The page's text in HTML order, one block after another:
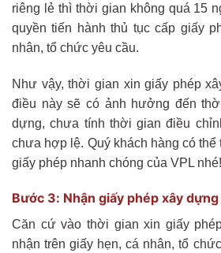
riêng lẻ thì thời gian không quá 15
quyền tiến hành thủ tục cấp giấy
nhân, tổ chức yêu cầu.
Như vậy, thời gian xin giấy phép
điều này sẽ có ảnh hưởng đến
dựng, chưa tính thời gian điều
chưa hợp lệ. Quý khách hàng có thể
giấy phép nhanh chóng của VPL nhé!
Bước 3: Nhận giấy phép xây dựng
Căn cứ vào thời gian xin giấy
nhận trên giấy hẹn, cá nhân, tổ